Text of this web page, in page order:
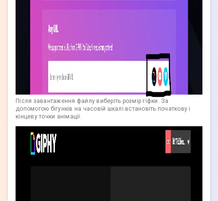
Після завантаження файлу виберіть розмір гіфки. За
допомогою бігунків на часовій шкалі встановіть початкову і
кінцеву точки анімації.